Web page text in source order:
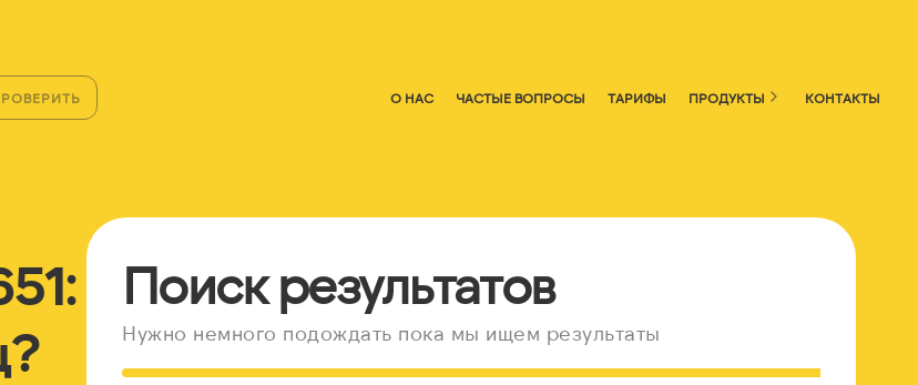
О НАС ЧАСТЫЕ ВОПРОСЫ ТАРИФЫ ПРОДУКТЫ КОНТАКТЫ
Поиск результатов
Нужно немного подождать пока мы ищем результаты